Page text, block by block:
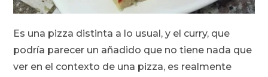
Es una pizza distinta a lo usual, y el curry, que
podría parecer un añadido que no tiene nada que
ver en el contexto de una pizza, es realmente